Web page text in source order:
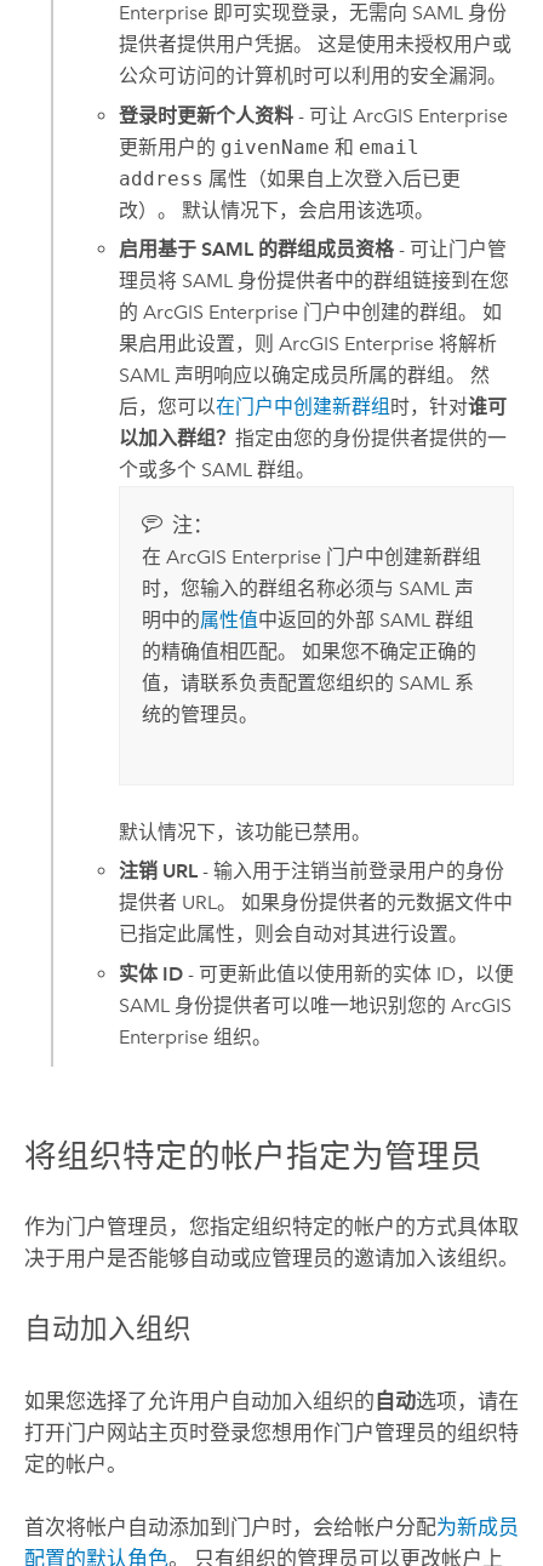
Enterprise 即可实现登录，无需向 SAML 身份
提供者提供用户凭据。 这是使用未授权用户或
公众可访问的计算机时可以利用的安全漏洞。
登录时更新个人资料 - 可让ArcGIS Enterprise
更新用户的 givenName 和 email
address 属性（如果自上次登入后已更
改）。 默认情况下，会启用该选项。
启用基于 SAML 的群组成员资格 - 可让门户管
理员将 SAML 身份提供者中的群组链接到在您
的ArcGIS Enterprise 门户中创建的群组。 如
果启用此设置，则ArcGIS Enterprise 将解析
SAML 声明响应以确定成员所属的群组。 然
后，您可以在门户中创建新群组 时，针对谁可
以加入群组？指定由您的身份提供者提供的一
个或多个 SAML 群组。
注：
在 ArcGIS Enterprise门户中创建新群组
时，您输入的群组名称必须与 SAML 声
明中的属性值中返回的外部 SAML 群组
的精确值相匹配。 如果您不确定正确的
值，请联系负责配置您组织的 SAML 系
统的管理员。
默认情况下，该功能已禁用。
注销 URL - 输入用于注销当前登录用户的身份
提供者 URL。 如果身份提供者的元数据文件中
已指定此属性，则会自动对其进行设置。
实体 ID - 可更新此值以使用新的实体 ID，以便
SAML 身份提供者可以唯一地识别您的ArcGIS
Enterprise 组织。
将组织特定的帐户指定为管理员
作为门户管理员，您指定组织特定的帐户的方式具体取
决于用户是否能够自动或应管理员的邀请加入该组织。
自动加入组织
如果您选择了允许用户自动加入组织的自动选项，请在
打开门户网站主页时登录您想用作门户管理员的组织特
定的帐户。
首次将帐户自动添加到门户时，会给帐户分配为新成员
配置的默认角色。 只有组织的管理员可以更改帐户上